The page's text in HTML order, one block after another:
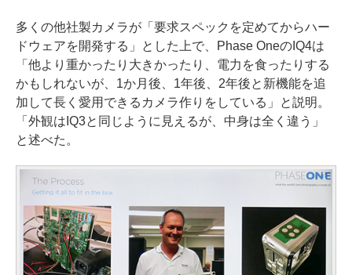
多くの他社製カメラが「要求スペックを定めてからハー
ドウェアを開発する」とした上で、Phase OneのIQ4は
「他より重かったり大きかったり、電力を食ったりする
かもしれないが、1か月後、1年後、2年後と新機能を追
加して長く愛用できるカメラ作りをしている」と説明。
「外観はIQ3と同じように見えるが、中身は全く違う」
と述べた。